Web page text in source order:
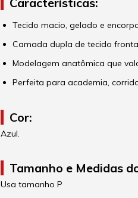
Tecido macio, gelado e
Camada dupla de tecido
Modelagem anatômica que
Perfeita para academia,
Cor:
Azul.
Tamanho e Medidas
Usa tamanho P